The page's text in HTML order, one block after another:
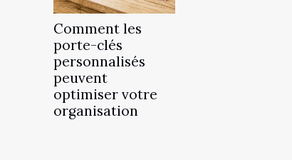
Comment les
porte-clés
personnalisés
peuvent
optimiser votre
organisation